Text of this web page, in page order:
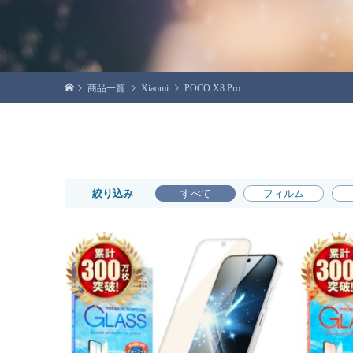
商品一覧 Xiaomi POCO X8 Pro
絞り込み すべて フィルム